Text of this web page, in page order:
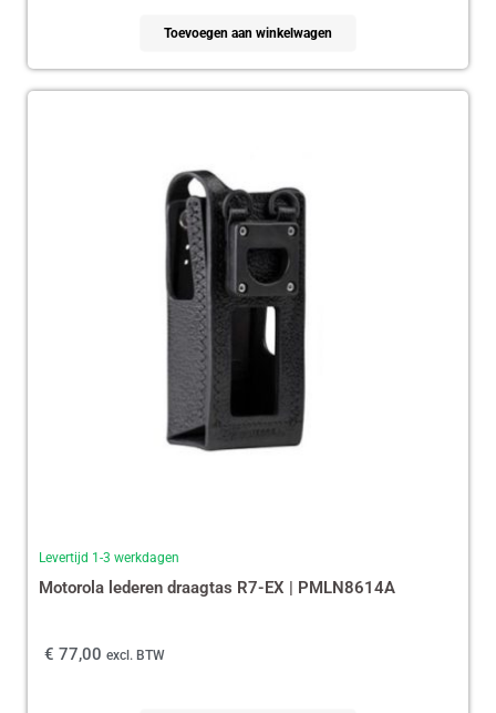
Toevoegen aan winkelwagen
Levertijd 1-3 werkdagen
Motorola lederen draagtas R7-EX | PMLN8614A
€ 77,00 excl. BTW